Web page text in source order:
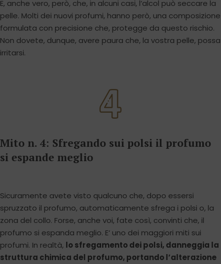
E, anche vero, però, che, in alcuni casi, l’alcol può seccare la
pelle. Molti dei nuovi profumi, hanno però, una composizione
formulata con precisione che, protegge da questo rischio.
Non dovete, dunque, avere paura che, la vostra pelle, possa
irritarsi.
Mito n. 4: Sfregando sui polsi il profumo
si espande meglio
Sicuramente avete visto qualcuno che, dopo essersi
spruzzato il profumo, automaticamente sfrega i polsi o, la
zona del collo. Forse, anche voi, fate così, convinti che, il
profumo si espanda meglio. E‘ uno dei maggiori miti sui
profumi. In realtà, lo sfregamento dei polsi, danneggia la
struttura chimica del profumo, portando l’alterazione